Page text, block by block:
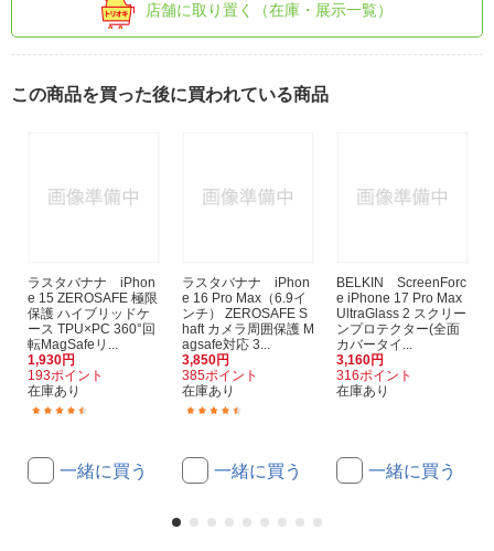
店舗に取り置く（在庫・展示一覧）
この商品を買った後に買われている商品
ラスタバナナ iPhon
e 15 ZEROSAFE 極限
保護 ハイブリッドケ
ース TPU×PC 360°回
転MagSafeリ...
1,930円
193ポイント
在庫あり
一緒に買う
ラスタバナナ iPhon
e 16 Pro Max（6.9イ
ンチ） ZEROSAFE S
haft カメラ周囲保護 M
agsafe対応 3...
3,850円
385ポイント
在庫あり
一緒に買う
BELKIN ScreenForc
e iPhone 17 Pro Max
UltraGlass 2 スクリー
ンプロテクター(全面
カバータイ...
3,160円
316ポイント
在庫あり
一緒に買う